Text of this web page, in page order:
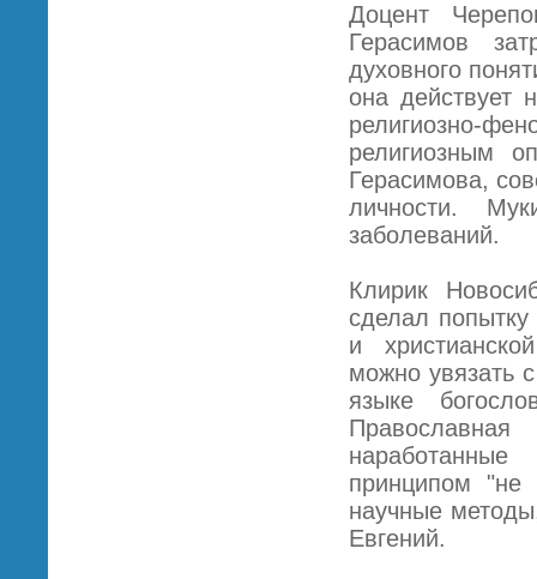
Доцент
Герасимов
духовного
она действует
религиозно-
религиозным
Герасимова,
личности.
заболеваний.
Клирик
сделал попытку
и
можно увязать
языке
принципом "не
научные
Евгений.